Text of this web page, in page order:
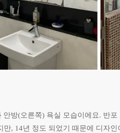
안방(오른쪽) 욕실 모습이에요. 반
만, 14년 정도 되었기 때문에 디자